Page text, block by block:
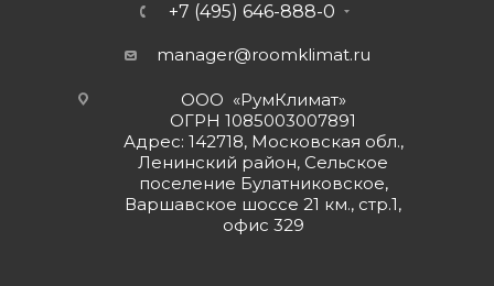
+7 (495) 646-888-0
manager@roomklimat.ru
ООО «РумКлимат»
ОГРН 1085003007891
Адрес: 142718, Московская обл.,
Ленинский район, Сельское
поселение Булатниковское,
Варшавское шоссе 21 км., стр.1,
офис 329